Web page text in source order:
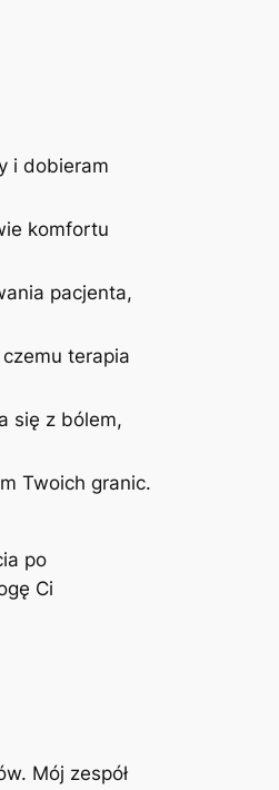
i dobieram
komfortu
pacjenta,
terapia
się z bólem,
Twoich granic.
po
Ci
Mój zespół